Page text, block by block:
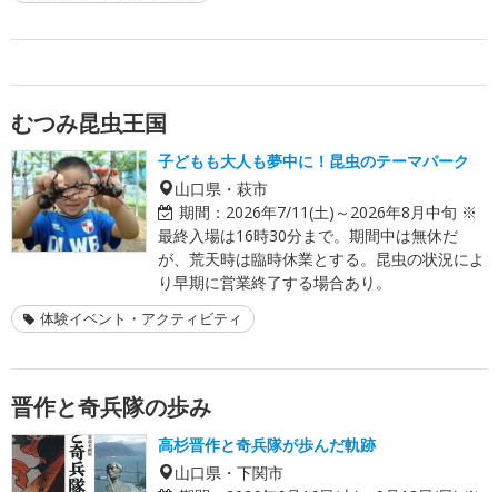
むつみ昆虫王国
子どもも大人も夢中に！昆虫のテーマパーク
山口県・萩市
期間： 2026年7/11(土)～2026年8月中旬 ※
最終入場は16時30分まで。期間中は無休だ
が、荒天時は臨時休業とする。昆虫の状況によ
り早期に営業終了する場合あり。
体験イベント・アクティビティ
晋作と奇兵隊の歩み
高杉晋作と奇兵隊が歩んだ軌跡
山口県・下関市